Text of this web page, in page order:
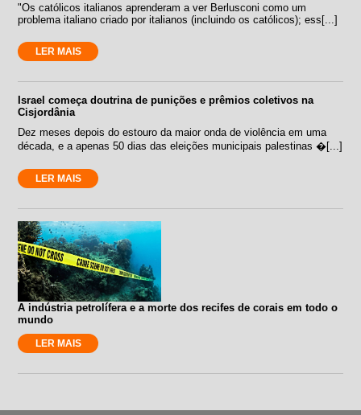
"Os católicos italianos aprenderam a ver Berlusconi como um
problema italiano criado por italianos (incluindo os católicos); ess[...]
LER MAIS
Israel começa doutrina de punições e prêmios coletivos na
Cisjordânia
Dez meses depois do estouro da maior onda de violência em uma
década, e a apenas 50 dias das eleições municipais palestinas �[...]
LER MAIS
A indústria petrolífera e a morte dos recifes de corais em todo o
mundo
LER MAIS